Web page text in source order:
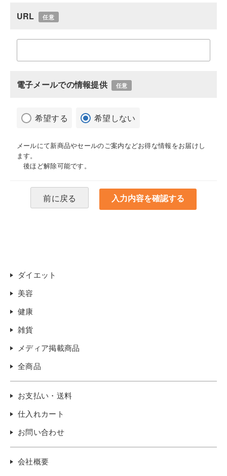
URL 任意
電子メールでの情報提供 任意
希望する 希望しない
メールにて新商品やセールのご案内などお得な情報をお届けし
ます。
後ほど解除可能です。
前に戻る
ダイエット
美容
健康
雑貨
メディア掲載商品
全商品
お支払い・送料
仕入れカート
お問い合わせ
会社概要